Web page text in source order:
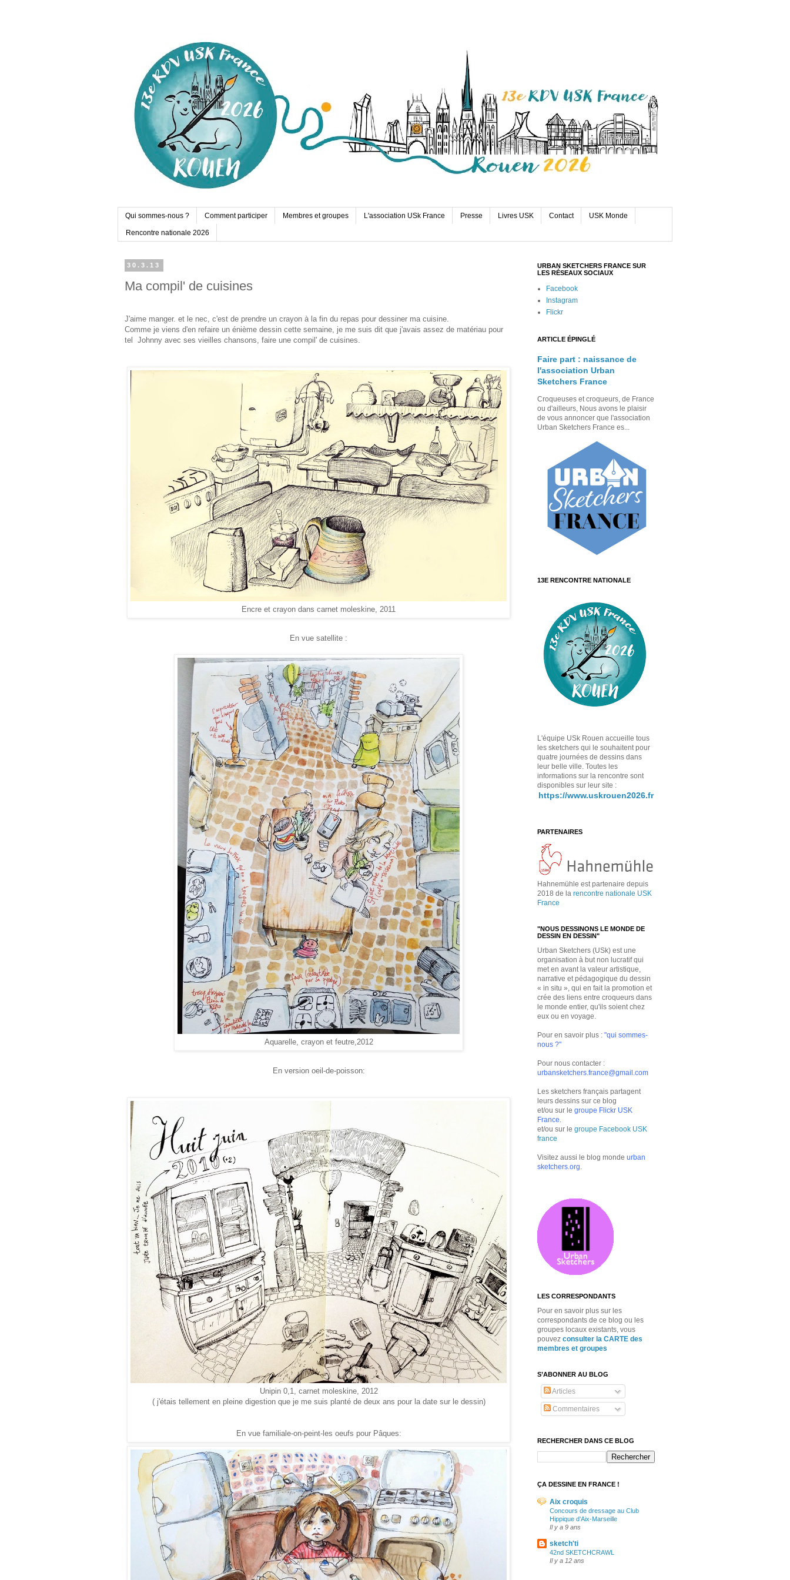
Qui sommes-nous ? Comment participer Membres et groupes L'association USk France Presse Livres USK Contact USK Monde
Rencontre nationale 2026
30.3.13
Ma compil' de cuisines
J'aime manger. et le nec, c'est de prendre un crayon à la fin du repas pour dessiner ma cuisine.
Comme je viens d'en refaire un énième dessin cette semaine, je me suis dit que j'avais assez de matériau pour
tel Johnny avec ses vieilles chansons, faire une compil' de cuisines.
Encre et crayon dans carnet moleskine, 2011
En vue satellite :
Aquarelle, crayon et feutre,2012
En version oeil-de-poisson:
Unipin 0,1, carnet moleskine, 2012
( j'étais tellement en pleine digestion que je me suis planté de deux ans pour la date sur le dessin)
En vue familiale-on-peint-les oeufs pour Pâques:
URBAN SKETCHERS FRANCE SUR
LES RÉSEAUX SOCIAUX
Facebook
Instagram
Flickr
ARTICLE ÉPINGLÉ
Faire part : naissance de
l'association Urban
Sketchers France
Croqueuses et croqueurs, de France
ou d'ailleurs, Nous avons le plaisir
de vous annoncer que l'association
Urban Sketchers France es...
13E RENCONTRE NATIONALE
L'équipe USk Rouen accueille tous
les sketchers qui le souhaitent pour
quatre journées de dessins dans
leur belle ville. Toutes les
informations sur la rencontre sont
disponibles sur leur site :
https://www.uskrouen2026.fr
PARTENAIRES
Hahnemühle est partenaire depuis
2018 de la rencontre nationale USK
France
"NOUS DESSINONS LE MONDE DE
DESSIN EN DESSIN"
Urban Sketchers (USk) est une
organisation à but non lucratif qui
met en avant la valeur artistique,
narrative et pédagogique du dessin
« in situ », qui en fait la promotion et
crée des liens entre croqueurs dans
le monde entier, qu'ils soient chez
eux ou en voyage.
Pour en savoir plus : "qui sommes-
nous ?"
Pour nous contacter :
urbansketchers.france@gmail.com
Les sketchers français partagent
leurs dessins sur ce blog
et/ou sur le groupe Flickr USK
France
et/ou sur le groupe Facebook USK
france
Visitez aussi le blog monde urban
sketchers.org
LES CORRESPONDANTS
Pour en savoir plus sur les
correspondants de ce blog ou les
groupes locaux existants, vous
pouvez consulter la CARTE des
membres et groupes
S’ABONNER AU BLOG
Articles
Commentaires
RECHERCHER DANS CE BLOG
ÇA DESSINE EN FRANCE !
Aix croquis
Concours de dressage au Club
Hippique d'Aix-Marseille
Il y a 9 ans
sketch'ti
42nd SKETCHCRAWL
Il y a 12 ans